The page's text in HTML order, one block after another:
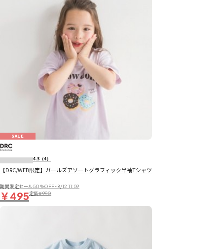
SALE
4.3 （4）
【DRC/WEB限定】ガールズアソートグラフィック半袖Tシャツ
期間限定セール50％OFF~8/12 11:59
￥495定価￥990